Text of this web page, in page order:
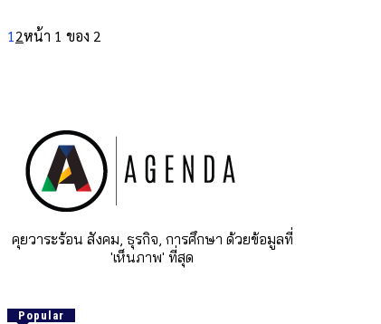
12หน้า 1 ของ 2
คุยวาระร้อน สังคม, ธุรกิจ, การศึกษา ด้วยข้อมูลที่
'เห็นภาพ' ที่สุด
Popular